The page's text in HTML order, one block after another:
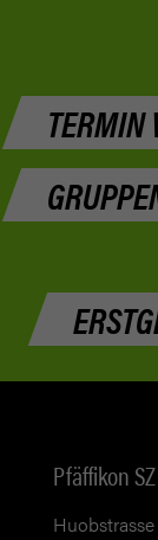
TERMIN
Pfäffikon SZ